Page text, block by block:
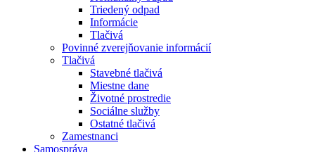
Triedený odpad
Informácie
Tlačivá
Povinné zverejňovanie informácií
Tlačivá
Stavebné tlačivá
Miestne dane
Životné prostredie
Sociálne služby
Ostatné tlačivá
Zamestnanci
Samospráva